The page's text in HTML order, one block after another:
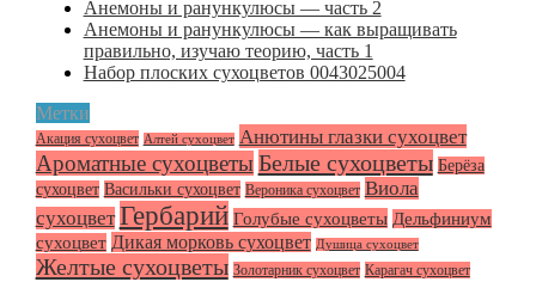
Анемоны и ранункулюсы — часть 2
Анемоны и ранункулюсы — как выращивать
правильно, изучаю теорию, часть 1
Набор плоских сухоцветов 0043025004
Метки
Акация сухоцвет Алтей сухоцвет Анютины глазки сухоцвет
Ароматные сухоцветы Белые сухоцветы Берёза
сухоцвет Васильки сухоцвет Вероника сухоцвет Виола
сухоцвет Гербарий Голубые сухоцветы Дельфиниум
сухоцвет Дикая морковь сухоцвет Душица сухоцвет
Желтые сухоцветы Золотарник сухоцвет Карагач сухоцвет